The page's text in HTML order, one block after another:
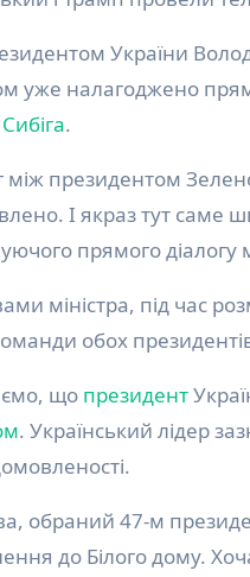
уже налагоджено
.
між президентом
І якраз тут саме
прямого
міністра, під час
обох
що президент
. Український лідер
обраний 47-м
до Білого дому.